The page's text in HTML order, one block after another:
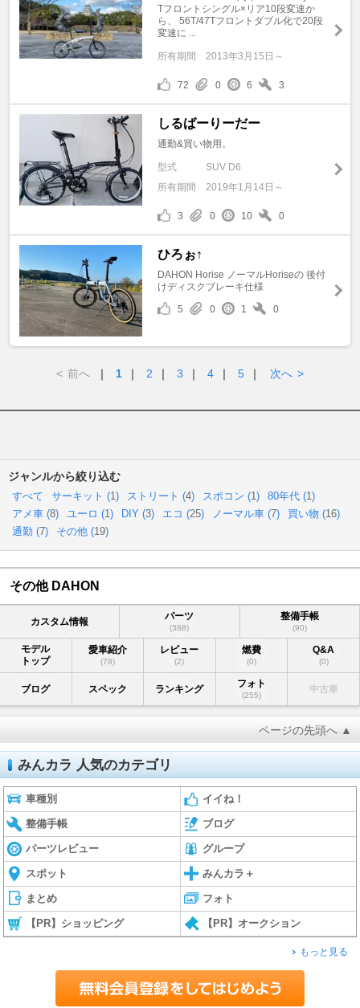
Tフロントシングル×リア10段変速か
ら、 56T/47Tフロントダブル化で20段
変速に ...
所有期間 2013年3月15日～
72 0 6 3
しるばーりーだー
通勤&買い物用。
型式
SUV D6
所有期間
2019年1月14日～
3 0 10 0
ひろぉ↑
DAHON Horise ノーマルHoriseの 後付
けディスクブレーキ仕様
5
0 1 0
< 前へ ｜ 1 ｜ 2 ｜ 3 ｜ 4 ｜ 5 ｜ 次へ >
ジャンルから絞り込む
すべて サーキット (1) ストリート (4) スポコン (1) 80年代 (1)
アメ車 (8) ユーロ (1) DIY (3) エコ (25) ノーマル車 (7) 買い物 (16)
通勤 (7) その他 (19)
その他 DAHON
カスタム情報 パーツ
(388)
整備手帳
(90)
モデル
トップ
愛車紹介
(78)
レビュー
(2)
燃費
(0)
Q&A
(0)
ブログ スペック ランキング フォト
(255)
中古車
ページの先頭へ ▲
みんカラ 人気のカテゴリ
車種別 イイね！
整備手帳 ブログ
パーツレビュー グループ
スポット みんカラ＋
まとめ フォト
【PR】ショッピング 【PR】オークション
もっと見る